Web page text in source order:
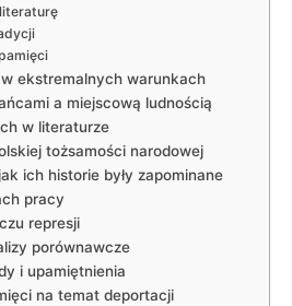
ekstremalnych warunkach
a miejscową ludnością
w literaturze
tożsamości narodowej
ich historie były zapominane
pracy
represji
porównawcze
i upamiętnienia
na temat deportacji